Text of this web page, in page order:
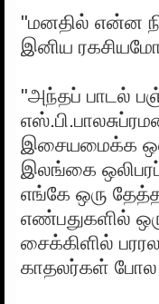
"மனதில் என்ன
இனிய
"அந்தப் பாடல்
இசையமைக்க
இலங்கை
எங்கே ஒரு
எண்பதுகளில்
சைக்கிளில்
காதலர்கள்